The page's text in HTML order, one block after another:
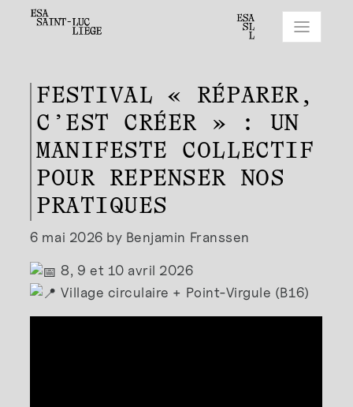
FESTIVAL « RÉPARER,
C’EST CRÉER » : UN
MANIFESTE COLLECTIF
POUR REPENSER NOS
PRATIQUES
6 mai 2026 by Benjamin Franssen
8, 9 et 10 avril 2026
Village circulaire + Point-Virgule (B16)